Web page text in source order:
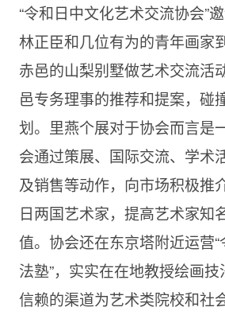
“令和日中文化艺术交流协会”
林正臣和几位有为的青年画家
赤邑的山梨别墅做艺术交流活
邑专务理事的推荐和提案，碰
划。里燕个展对于协会而言是
会通过策展、国际交流、学术
及销售等动作，向市场积极推
日两国艺术家，提高艺术家知
值。协会还在东京塔附近运营
法塾”，实实在在地教授绘画
信赖的渠道为艺术类院校和社